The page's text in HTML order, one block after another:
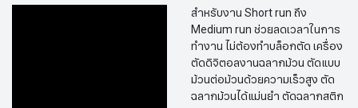
สำหรับงาน Short run ถึง
Medium run ช่วยลดเวลาในการ
ทำงาน ไม่ต้องทำบล็อกตัด เครื่อง
ตัดดิจิตอลงานฉลากม้วน ตัดแบบ
ม้วนต่อม้วนด้วยความเร็วสูง ตัด
ฉลากม้วนได้แม่นยำ ตัดฉลากสติก